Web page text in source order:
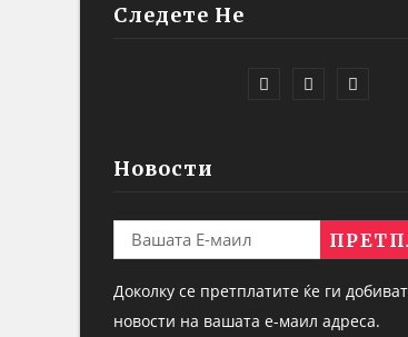
Следете Не
Новости
Доколку се претплатите ќе ги
новости на вашата е-маил адреса.